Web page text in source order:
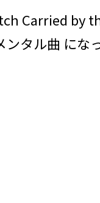
Carried by
タル曲 にな